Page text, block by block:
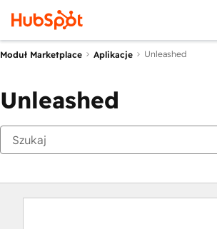
Moduł Marketplace Aplikacje Unleashed
Unleashed